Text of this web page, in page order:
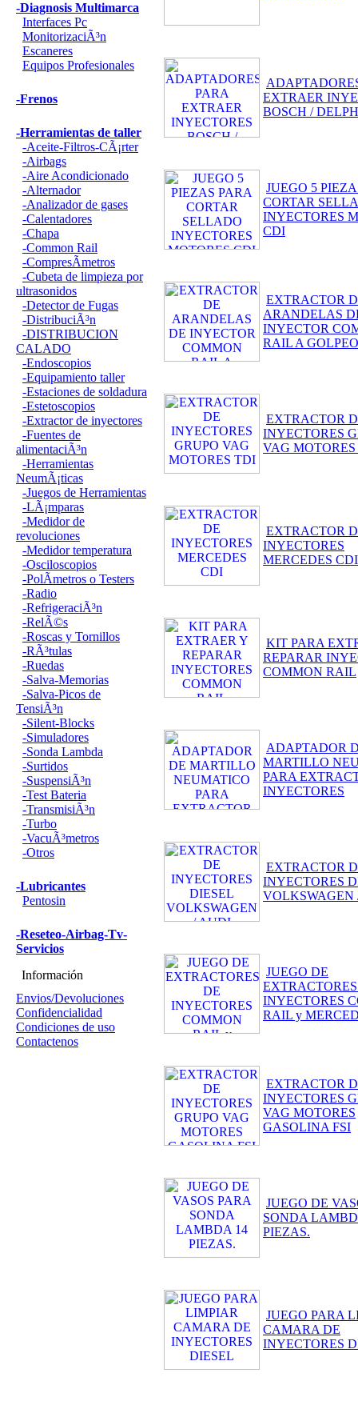
-Diagnosis Multimarca
Interfaces Pc
MonitorizaciÃ³n
Escaneres
Equipos Profesionales
-Frenos
-Herramientas de taller
-Aceite-Filtros-CÃ¡rter
-Airbags
-Aire Acondicionado
-Alternador
-Analizador de gases
-Calentadores
-Chapa
-Common Rail
-CompresÃ­metros
-Cubeta de limpieza por
ultrasonidos
-Detector de Fugas
-DistribuciÃ³n
-DISTRIBUCION
CALADO
-Endoscopios
-Equipamiento taller
-Estaciones de soldadura
-Estetoscopios
-Extractor de inyectores
-Fuentes de
alimentaciÃ³n
-Herramientas
NeumÃ¡ticas
-Juegos de Herramientas
-LÃ¡mparas
-Medidor de
revoluciones
-Medidor temperatura
-Osciloscopios
-PolÃ­metros o Testers
-Radio
-RefrigeraciÃ³n
-RelÃ©s
-Roscas y Tornillos
-RÃ³tulas
-Ruedas
-Salva-Memorias
-Salva-Picos de
TensiÃ³n
-Silent-Blocks
-Simuladores
-Sonda Lambda
-Surtidos
-SuspensiÃ³n
-Test Bateria
-TransmisiÃ³n
-Turbo
-VacuÃ³metros
-Otros
-Lubricantes
Pentosin
-Reseteo-Airbag-Tv-
Servicios
Información
Envios/Devoluciones
Confidencialidad
Condiciones de uso
Contactenos
EXTRAER
BOSCH /
JUEGO 5
CORTAR
INYECTORES
CDI
EXTRACTOR
ARANDELAS
INYECTOR
RAIL A GOLPEO
EXTRACTOR
INYECTORES
VAG
EXTRACTOR
INYECTORES
MERCEDES CDI
KIT PARA
REPARAR
COMMON RAIL
ADAPTADOR
MARTILLO
PARA
INYECTORES
EXTRACTOR
INYECTORES
VOLKSWAGEN
JUEGO DE
INYECTORES
RAIL y
EXTRACTOR
INYECTORES
VAG MOTORES
GASOLINA FSI
JUEGO DE
SONDA
PIEZAS.
JUEGO PARA
CAMARA DE
INYECTORES